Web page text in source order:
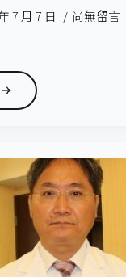
7 月 7 日 尚無留言